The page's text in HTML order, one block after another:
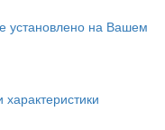
установлено на Вашем